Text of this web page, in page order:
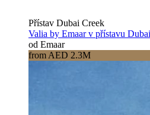
Přístav Dubai Creek
Valia by Emaar v přístavu
od Emaar
from AED 2.3M